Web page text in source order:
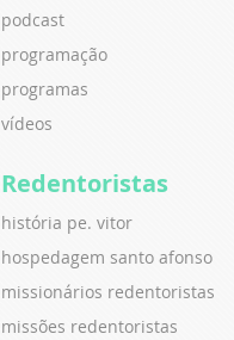
podcast
programação
programas
vídeos
Redentoristas
história pe. vitor
hospedagem santo afonso
missionários redentoristas
missões redentoristas